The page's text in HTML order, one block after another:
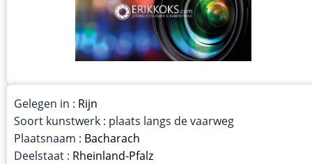
Gelegen in : Rijn
Soort kunstwerk : plaats langs de vaarweg
Plaatsnaam : Bacharach
Deelstaat : Rheinland-Pfalz